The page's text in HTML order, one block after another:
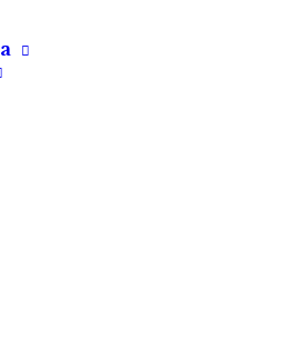
Texto I
de Texto I, vais poder
seus textos! Datas: 6,…